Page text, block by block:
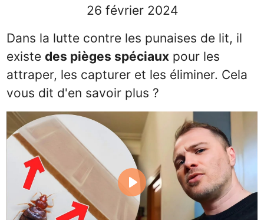
26 février 2024
Dans la lutte contre les punaises de lit, il
existedes pièges spéciaux pour les
attraper, les capturer et les éliminer. Cela
vous dit d'en savoir plus ?
Play